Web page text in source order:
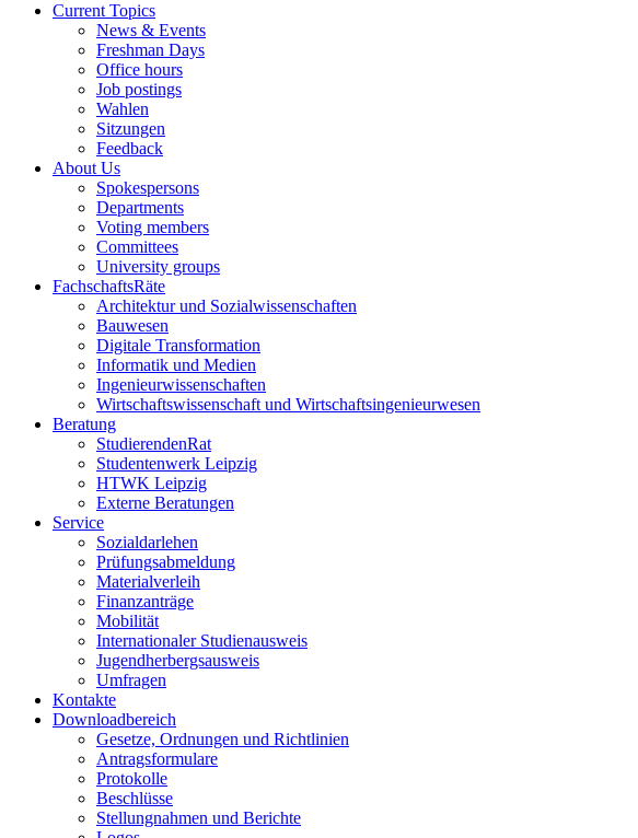
Current Topics
News & Events
Freshman Days
Office hours
Job postings
Wahlen
Sitzungen
Feedback
About Us
Spokespersons
Departments
Voting members
Committees
University groups
FachschaftsRäte
Architektur und Sozialwissenschaften
Bauwesen
Digitale Transformation
Informatik und Medien
Ingenieurwissenschaften
Wirtschaftswissenschaft und Wirtschaftsingenieurwesen
Beratung
StudierendenRat
Studentenwerk Leipzig
HTWK Leipzig
Externe Beratungen
Service
Sozialdarlehen
Prüfungsabmeldung
Materialverleih
Finanzanträge
Mobilität
Internationaler Studienausweis
Jugendherbergsausweis
Umfragen
Kontakte
Downloadbereich
Gesetze, Ordnungen und Richtlinien
Antragsformulare
Protokolle
Beschlüsse
Stellungnahmen und Berichte